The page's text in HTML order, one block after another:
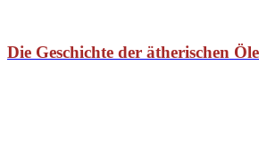
Die Geschichte der ätherischen Öle